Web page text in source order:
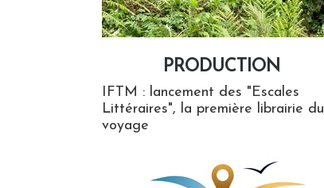
PRODUCTION
IFTM : lancement des "Escales
Littéraires", la première librairie du
voyage